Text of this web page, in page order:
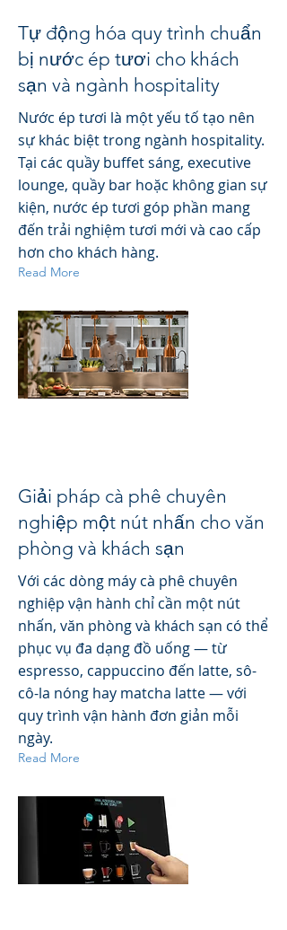
Tự động hóa quy trình chuẩn
bị nước ép tươi cho khách
sạn và ngành hospitality
Nước ép tươi là một yếu tố tạo nên
sự khác biệt trong ngành hospitality.
Tại các quầy buffet sáng, executive
lounge, quầy bar hoặc không gian sự
kiện, nước ép tươi góp phần mang
đến trải nghiệm tươi mới và cao cấp
hơn cho khách hàng.
Read More
Giải pháp cà phê chuyên
nghiệp một nút nhấn cho văn
phòng và khách sạn
Với các dòng máy cà phê chuyên
nghiệp vận hành chỉ cần một nút
nhấn, văn phòng và khách sạn có thể
phục vụ đa dạng đồ uống — từ
espresso, cappuccino đến latte, sô-
cô-la nóng hay matcha latte — với
quy trình vận hành đơn giản mỗi
ngày.
Read More